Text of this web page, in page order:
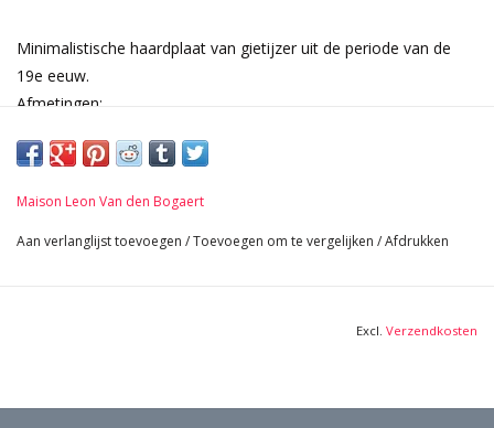
Minimalistische haardplaat van gietijzer uit de periode van de
19e eeuw.
Afmetingen:
1,5 cm Dikte 0,59 Inch
Maison Leon Van den Bogaert
Aan verlanglijst toevoegen /Toevoegen om te vergelijken /Afdrukken
Excl. Verzendkosten